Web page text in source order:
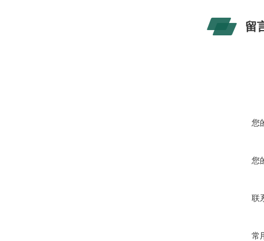
留
您
您
联
常